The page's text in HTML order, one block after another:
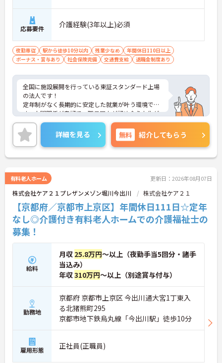
応募要件 介護経験(3年以上)必須
夜勤専従 駅から徒歩10分以内 残業少なめ
年間休日110日以上
ボーナス・賞与あり
社会保険完備 交通費支給 退職金制度あり
全国に施設展開を行っている東証スタンダード上場
の法人です！
定年制がなく長期的に安定した就業が叶う環境で
す。人間関係が良好で、職員同士が認め合う文化が
根付いています。
ご興味のある方には、面接対策ポイントなど、さら
に詳細をご案内しますのでお気軽にご相談くださ
い！
詳細を見る 無料 紹介してもらう
有料老人ホーム 更新日：2026年08月07日
株式会社ケア２１プレザンメゾン堀川今出川 株式会社ケア２１
【京都府／京都市上京区】年間休日111日☆定年
なし◎介護付き有料老人ホームでの介護福祉士の
募集！
給料
月収 25.8万円～以上（夜勤手当5回分・諸手
当込み）
年収310万円～以上（別途賞与付与）
勤務地
京都府 京都市上京区 今出川通大宮1丁東入
る北猪熊町295
京都市地下鉄烏丸線「今出川駅」徒歩10分
雇用形態 正社員(正職員)